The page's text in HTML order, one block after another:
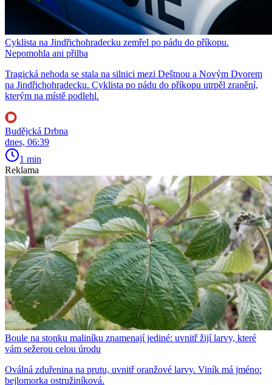
Cyklista na Jindřichohradecku zemřel po pádu do příkopu.
Nepomohla ani přilba
Tragická nehoda se stala na silnici mezi Deštnou a Novým Dvorem
na Jindřichohradecku. Cyklista po pádu do příkopu utrpěl zranění,
kterým na místě podlehl.
Budějcká Drbna
dnes, 06:39
1 min
Reklama
Boule na stonku maliníku znamenají jediné: uvnitř žijí larvy, které
vám sežerou celou úrodu
Oválná zduřenina na prutu, uvnitř oranžové larvy. Viník má jméno:
bejlomorka ostružiníková.